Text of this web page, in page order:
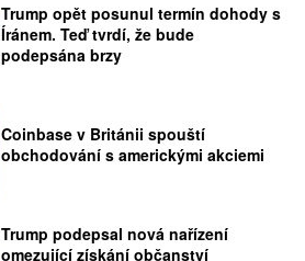
Trump opět posunul termín dohody s
Íránem. Teď tvrdí, že bude
podepsána brzy
Coinbase v Británii spouští
obchodování s americkými akciemi
Trump podepsal nová nařízení
omezující získání občanství